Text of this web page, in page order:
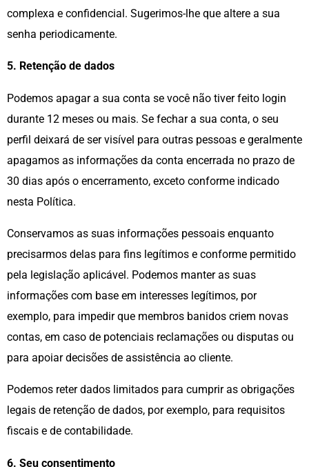
complexa e confidencial. Sugerimos-lhe que altere a sua
senha periodicamente.
5. Retenção de dados
Podemos apagar a sua conta se você não tiver feito login
durante 12 meses ou mais. Se fechar a sua conta, o seu
perfil deixará de ser visível para outras pessoas e geralmente
apagamos as informações da conta encerrada no prazo de
30 dias após o encerramento, exceto conforme indicado
nesta Política.
Conservamos as suas informações pessoais enquanto
precisarmos delas para fins legítimos e conforme permitido
pela legislação aplicável. Podemos manter as suas
informações com base em interesses legítimos, por
exemplo, para impedir que membros banidos criem novas
contas, em caso de potenciais reclamações ou disputas ou
para apoiar decisões de assistência ao cliente.
Podemos reter dados limitados para cumprir as obrigações
legais de retenção de dados, por exemplo, para requisitos
fiscais e de contabilidade.
6. Seu consentimento